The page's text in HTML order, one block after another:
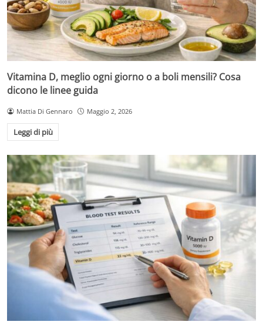
Vitamina D, meglio ogni giorno o a boli mensili? Cosa
dicono le linee guida
Mattia Di Gennaro Maggio 2, 2026
Leggi di più